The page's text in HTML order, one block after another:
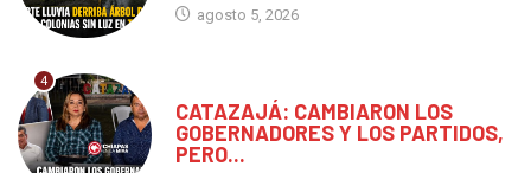
agosto 5, 2026
4
CATAZAJÁ: CAMBIARON LOS
GOBERNADORES Y LOS PARTIDOS,
PERO...